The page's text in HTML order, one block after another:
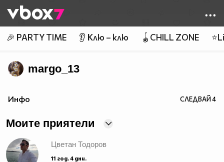
👾
🎉 PARTY TIME 👂 Клю – клю 🪀CHILL ZONE
margo_13
Инфо СЛЕДВАЙ4
Моите приятели
Цветан Тодоров
11 год. 4 дни.